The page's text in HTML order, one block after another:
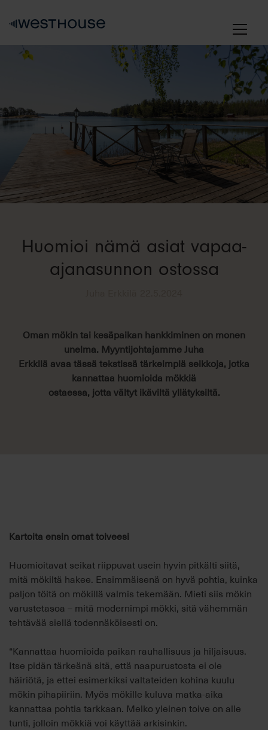
Huomioi nämä asiat vapaa-
ajanasunnon ostossa
Oman mökin tai kesäpaikan hankkiminen on monen
unelma. Myyntijohtajamme Juha
Erkkilä avaa tässä tekstissä tärkeimpiä seikkoja, jotka
kannattaa huomioida mökkiä
ostaessa, jotta vältyt ikäviltä yllätyksiltä.
Kartoita ensin omat toiveesi
Huomioitavat seikat riippuvat usein hyvin pitkälti siitä,
mitä mökiltä hakee. Ensimmäisenä on hyvä pohtia, kuinka
paljon töitä on mökillä valmis tekemään. Mieti siis mökin
varustetasoa – mitä modernimpi mökki, sitä vähemmän
tehtävää siellä todennäköisesti on.
“Kannattaa huomioida paikan rauhallisuus ja hiljaisuus.
Itse pidän tärkeänä sitä, että naapurustosta ei ole
häiriötä, ja ettei esimerkiksi valtateiden kohina kuulu
mökin pihapiiriin. Myös mökille kuluva matka-aika
kannattaa pohtia tarkkaan. Melko yleinen toive on alle
tunti, jolloin mökkiä voi käyttää arkisinkin.